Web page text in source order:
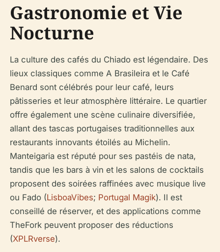
Gastronomie et Vie
Nocturne
La culture des cafés du Chiado est légendaire. Des
lieux classiques comme A Brasileira et le Café
Benard sont célébrés pour leur café, leurs
pâtisseries et leur atmosphère littéraire. Le quartier
offre également une scène culinaire diversifiée,
allant des tascas portugaises traditionnelles aux
restaurants innovants étoilés au Michelin.
Manteigaria est réputé pour ses pastéis de nata,
tandis que les bars à vin et les salons de cocktails
proposent des soirées raffinées avec musique live
ou Fado (LisboaVibes; Portugal Magik). Il est
conseillé de réserver, et des applications comme
TheFork peuvent proposer des réductions
(XPLRverse).